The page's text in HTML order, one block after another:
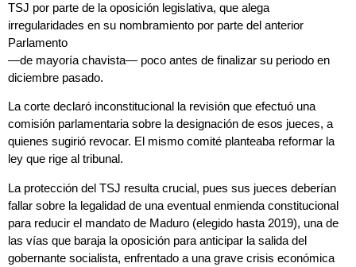
TSJ por parte de la oposición legislativa, que alega
irregularidades en su nombramiento por parte del anterior
Parlamento
—de mayoría chavista— poco antes de finalizar su periodo en
diciembre pasado.
La corte declaró inconstitucional la revisión que efectuó una
comisión parlamentaria sobre la designación de esos jueces, a
quienes sugirió revocar. El mismo comité planteaba reformar la
ley que rige al tribunal.
La protección del TSJ resulta crucial, pues sus jueces deberían
fallar sobre la legalidad de una eventual enmienda constitucional
para reducir el mandato de Maduro (elegido hasta 2019), una de
las vías que baraja la oposición para anticipar la salida del
gobernante socialista, enfrentado a una grave crisis económica